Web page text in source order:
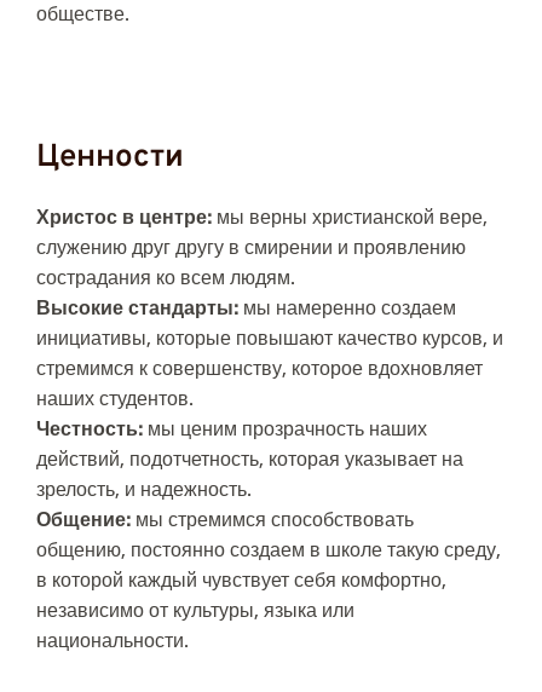
обществе.
Ценности
Христос в центре: мы верны христианской вере,
служению друг другу в смирении и проявлению
сострадания ко всем людям.
Высокие стандарты: мы намеренно создаем
инициативы, которые повышают качество курсов, и
стремимся к совершенству, которое вдохновляет
наших студентов.
Честность: мы ценим прозрачность наших
действий, подотчетность, которая указывает на
зрелость, и надежность.
Общение: мы стремимся способствовать
общению, постоянно создаем в школе такую среду,
в которой каждый чувствует себя комфортно,
независимо от культуры, языка или
национальности.